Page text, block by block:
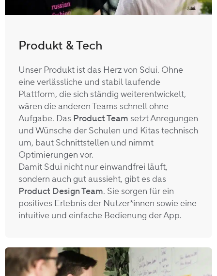
Produkt & Tech
Unser Produkt ist das Herz von Sdui. Ohne
eine verlässliche und stabil laufende
Plattform, die sich ständig weiterentwickelt,
wären die anderen Teams schnell ohne
Aufgabe. Das Product Team setzt Anregungen
und Wünsche der Schulen und Kitas technisch
um, baut Schnittstellen und nimmt
Optimierungen vor.
Damit Sdui nicht nur einwandfrei läuft,
sondern auch gut aussieht, gibt es das
Product Design Team. Sie sorgen für ein
positives Erlebnis der Nutzer*innen sowie eine
intuitive und einfache Bedienung der App.